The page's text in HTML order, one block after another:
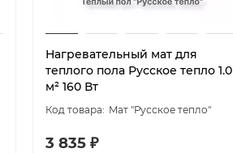
Нагревательный мат для
теплого пола Русское тепло 1.0
м² 160 Вт
Мат "Русское тепло"
3 835 ₽